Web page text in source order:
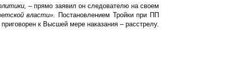
– прямо заявил он следователю на своем
власти». Постановлением Тройки при ПП
к Высшей мере наказания – расстрелу.